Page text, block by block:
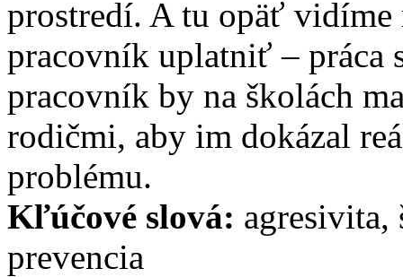
prostredí. A tu opäť vidíme
pracovník uplatniť – práca
pracovník by na školách
rodičmi, aby im dokázal
problému.
Kľúčové slová: agresivita,
prevencia